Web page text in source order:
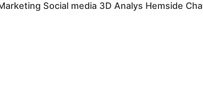
Social media 3D Analys Hemside